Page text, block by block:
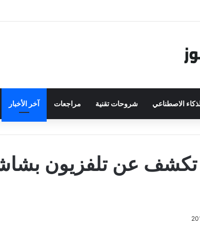
الاصطناعي شروحات تقنية مراجعات آخر الأخبار
عن تلفزيون